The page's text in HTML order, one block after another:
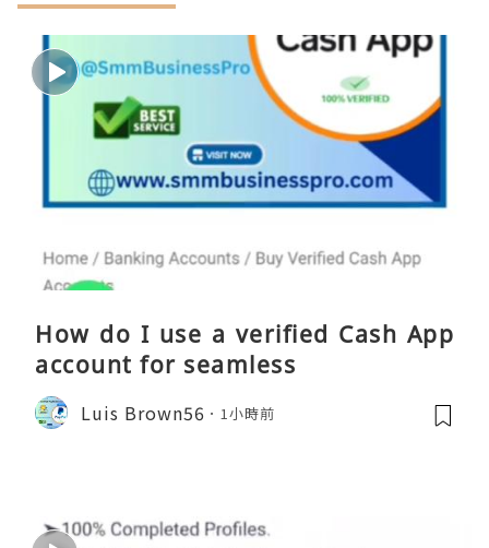
How do I use a verified Cash App
account for seamless
Luis Brown56 1小時前